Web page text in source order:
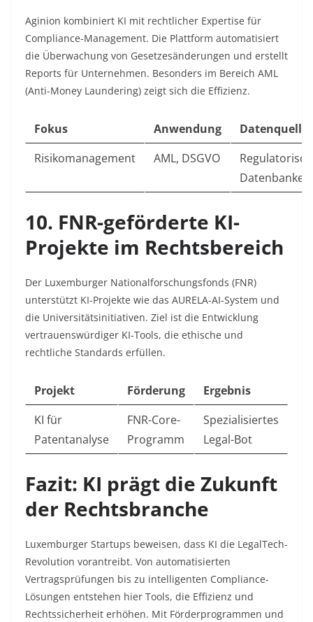
Aginion kombiniert KI mit rechtlicher Expertise für
Compliance-Management. Die Plattform automatisiert
die Überwachung von Gesetzesänderungen und erstellt
Reports für Unternehmen. Besonders im Bereich AML
(Anti-Money Laundering) zeigt sich die Effizienz.
Fokus Anwendung
Risikomanagement
AML, DSGVO
Datenbanken
10. FNR-geförderte KI-
Projekte im Rechtsbereich
Der Luxemburger Nationalforschungsfonds (FNR)
unterstützt KI-Projekte wie das AURELA-AI-System und
die Universitätsinitiativen. Ziel ist die Entwicklung
vertrauenswürdiger KI-Tools, die ethische und
rechtliche Standards erfüllen.
Projekt Förderung
Ergebnis
KI für
Patentanalyse
FNR-Core-
Programm
Spezialisiertes
Legal-Bot
Fazit: KI prägt die Zukunft
der Rechtsbranche
Luxemburger Startups beweisen, dass KI die LegalTech-
Revolution vorantreibt. Von automatisierten
Vertragsprüfungen bis zu intelligenten Compliance-
Lösungen entstehen hier Tools, die Effizienz und
Rechtssicherheit erhöhen. Mit Förderprogrammen und